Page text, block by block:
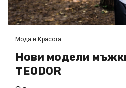
Мода и Красота
Нови модели
TEODOR